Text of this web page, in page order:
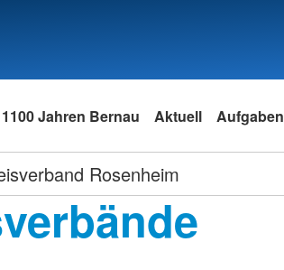
Jahren Bernau Aktuell Aufgaben
Rosenheim